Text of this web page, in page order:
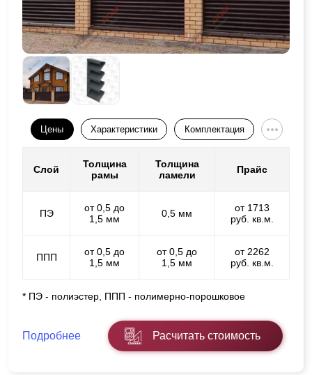
Цены Характеристики Комплектация
Слой
Толщина
рамы
Толщина
ламели
Прайс
ПЭ
от 0,5 до
1,5 мм
0,5 мм
от 1713
руб. кв.м.
ППП
от 0,5 до
1,5 мм
от 0,5 до
1,5 мм
от 2262
руб. кв.м.
* ПЭ - полиэстер, ППП - полимерно-порошковое
Подробнее Расчитать стоимость